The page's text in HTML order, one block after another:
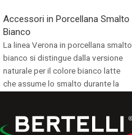
Accessori in Porcellana Smalto
Bianco
La linea Verona in porcellana smalto
bianco si distingue dalla versione
naturale per il colore bianco latte
che assume lo smalto durante la
Consulta i formati disponibili.